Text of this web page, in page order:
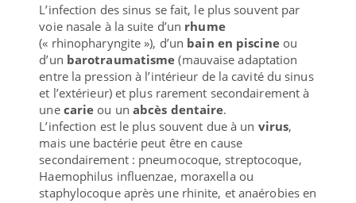
L’infection des sinus se fait, le plus souvent par
voie nasale à la suite d’un rhume
(« rhinopharyngite »), d’un bain en piscineou
d’un barotraumatisme (mauvaise adaptation
entre la pression à l’intérieur de la cavité du sinus
et l’extérieur) et plus rarement secondairement à
une carie ou un abcès dentaire.
L’infection est le plus souvent due à un virus,
mais une bactérie peut être en cause
secondairement : pneumocoque, streptocoque,
Haemophilus influenzae, moraxella ou
staphylocoque après une rhinite, et anaérobies en